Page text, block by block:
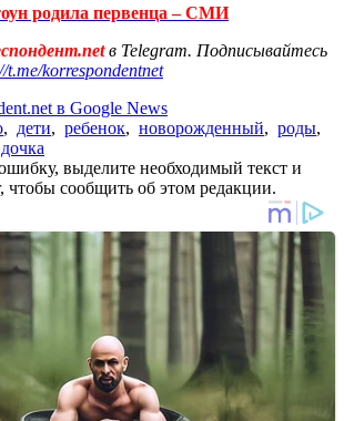
родила первенца – СМИ
в Telegram. Подписывайтесь
t.me/korrespondentnet
в Google News
, дети, ребенок, новорожденный, роды,
дочка
выделите необходимый текст и
чтобы сообщить об этом редакции.